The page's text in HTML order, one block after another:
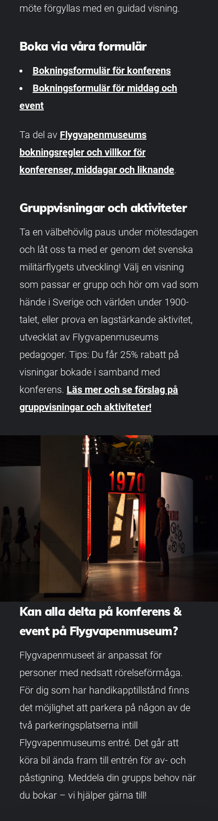
möte förgyllas med en guidad visning.
Boka via våra formulär
Bokningsformulär för konferens
Bokningsformulär för middag och
event
Ta del av Flygvapenmuseums
bokningsregler och villkor för
konferenser, middagar och liknande.
Gruppvisningar och aktiviteter
Ta en välbehövlig paus under mötesdagen
och låt oss ta med er genom det svenska
militärflygets utveckling! Välj en visning
som passar er grupp och hör om vad som
hände i Sverige och världen under 1900-
talet, eller prova en lagstärkande aktivitet,
utvecklat av Flygvapenmuseums
pedagoger. Tips: Du får 25% rabatt på
visningar bokade i samband med
konferens. Läs mer och se förslag på
gruppvisningar och aktiviteter!
Kan alla delta på konferens &
event på Flygvapenmuseum?
Flygvapenmuseet är anpassat för
personer med nedsatt rörelseförmåga.
För dig som har handikapptillstånd finns
det möjlighet att parkera på någon av de
två parkeringsplatserna intill
Flygvapenmuseums entré. Det går att
köra bil ända fram till entrén för av- och
påstigning. Meddela din grupps behov när
du bokar – vi hjälper gärna till!